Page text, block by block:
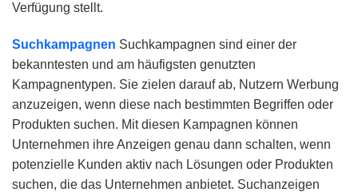
Verfügung stellt.
Suchkampagnen Suchkampagnen sind einer der
bekanntesten und am häufigsten genutzten
Kampagnentypen. Sie zielen darauf ab, Nutzern Werbung
anzuzeigen, wenn diese nach bestimmten Begriffen oder
Produkten suchen. Mit diesen Kampagnen können
Unternehmen ihre Anzeigen genau dann schalten, wenn
potenzielle Kunden aktiv nach Lösungen oder Produkten
suchen, die das Unternehmen anbietet. Suchanzeigen